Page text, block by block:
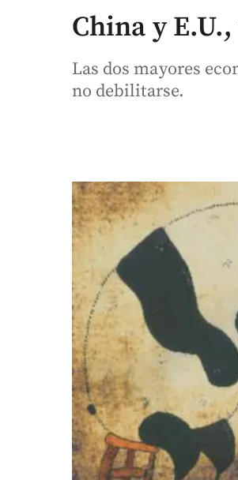
China y
Las dos mayores
no debilitarse.